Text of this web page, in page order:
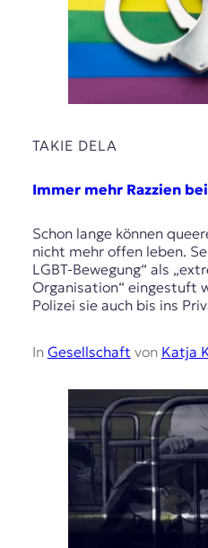
TAKIE DELA
Immer mehr Razzien
Schon lange können
nicht mehr offen leben.
LGBT-Bewegung“ als
Organisation“ eingestuft
Polizei sie auch bis ins
In Gesellschaft von Katja